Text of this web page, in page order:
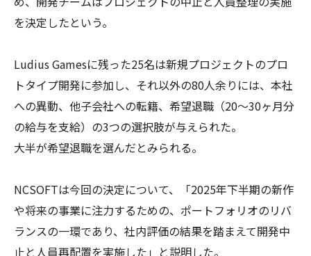
を決定したという。
Ludius Gamesに残った25名は新規プロジェクトのプロ
トタイプ開発に参加し、それ以外の80人余りには、本社
への異動、他子会社への転籍、希望退職（20～30ヶ月分
の給与を支給）の3つの選択肢が与えられた。
大半が希望退職を選んだとみられる。
NCSOFTは今回の決定について、「2025年下半期の新作
や将来の事業に注力するための、ポートフォリオのリバ
ランスの一環であり、社内評価の結果を踏まえて開発中
止と人員再配置を実施した」と説明した。